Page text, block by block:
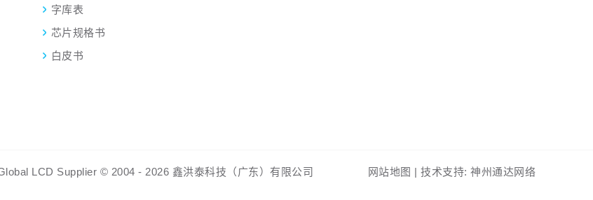
字库表
芯片规格书
白皮书
LCD Supplier © 2004 - 2026 鑫洪泰科技（广东）有限公司 网站地图 | 技术支持: 神州通达网络